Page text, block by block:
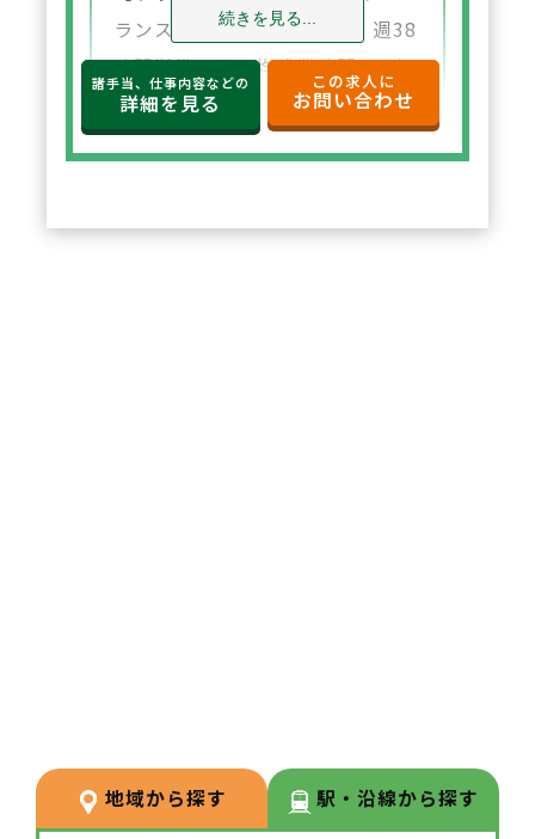
ランス】年間休日数138日、週38
時間労働、月平均残業時間1.7時
間とトップクラスの就業条件に加
え、どの店舗も駅近好立地。転居
ほぼ無くなり、業務のスリム化が
できている就業環境です。
続きを見る...
諸手当、仕事内容などの
詳細を見る
この求人に
お問い合わせ
地域から探す 駅・沿線から探す